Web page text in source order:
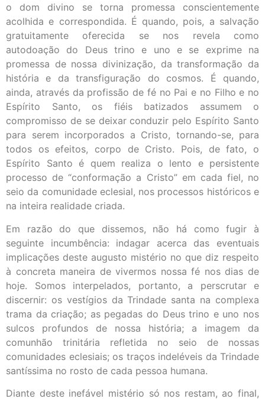
o dom divino se torna promessa conscientemente
acolhida e correspondida. É quando, pois, a salvação
gratuitamente oferecida se nos revela como
autodoação do Deus trino e uno e se exprime na
promessa de nossa divinização, da transformação da
história e da transfiguração do cosmos. É quando,
ainda, através da profissão de fé no Pai e no Filho e no
Espírito Santo, os fiéis batizados assumem o
compromisso de se deixar conduzir pelo Espírito Santo
para serem incorporados a Cristo, tornando-se, para
todos os efeitos, corpo de Cristo. Pois, de fato, o
Espírito Santo é quem realiza o lento e persistente
processo de “conformação a Cristo” em cada fiel, no
seio da comunidade eclesial, nos processos históricos e
na inteira realidade criada.
Em razão do que dissemos, não há como fugir à
seguinte incumbência: indagar acerca das eventuais
implicações deste augusto mistério no que diz respeito
à concreta maneira de vivermos nossa fé nos dias de
hoje. Somos interpelados, portanto, a perscrutar e
discernir: os vestígios da Trindade santa na complexa
trama da criação; as pegadas do Deus trino e uno nos
sulcos profundos de nossa história; a imagem da
comunhão trinitária refletida no seio de nossas
comunidades eclesiais; os traços indeléveis da Trindade
santíssima no rosto de cada pessoa humana.
Diante deste inefável mistério só nos restam, ao final,